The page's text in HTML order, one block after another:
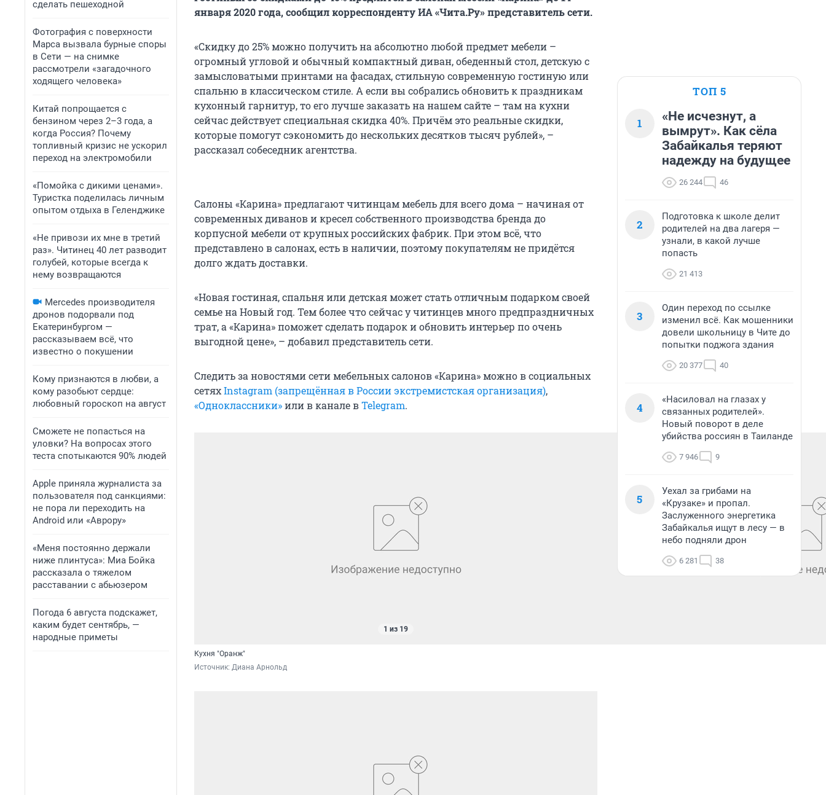
сделать пешеходной
Фотография с поверхности
Марса вызвала бурные споры
в Сети — на снимке
рассмотрели «загадочного
ходящего человека»
Китай попрощается с
бензином через 2–3 года, а
когда Россия? Почему
топливный кризис не ускорил
переход на электромобили
«Помойка с дикими ценами».
Туристка поделилась личным
опытом отдыха в Геленджике
«Не привози их мне в третий
раз». Читинец 40 лет разводит
голубей, которые всегда к
нему возвращаются
Mercedes производителя
дронов подорвали под
Екатеринбургом —
рассказываем всё, что
известно о покушении
Кому признаются в любви, а
кому разобьют сердце:
любовный гороскоп на август
Сможете не попасться на
уловки? На вопросах этого
теста спотыкаются 90% людей
Apple приняла журналиста за
пользователя под санкциями:
не пора ли переходить на
Android или «Аврору»
«Меня постоянно держали
ниже плинтуса»: Миа Бойка
рассказала о тяжелом
расставании с абьюзером
Погода 6 августа подскажет,
каким будет сентябрь, —
народные приметы
января 2020 года, сообщил корреспонденту ИА «Чита.Ру» представитель сети.
«Скидку до 25% можно получить на абсолютно любой предмет мебели –
огромный угловой и обычный компактный диван, обеденный стол, детскую с
замысловатыми принтами на фасадах, стильную современную гостиную или
спальню в классическом стиле. А если вы собрались обновить к праздникам
кухонный гарнитур, то его лучше заказать на нашем сайте – там на кухни
сейчас действует специальная скидка 40%. Причём это реальные скидки,
которые помогут сэкономить до нескольких десятков тысяч рублей», –
рассказал собеседник агентства.
Салоны «Карина» предлагают читинцам мебель для всего дома – начиная от
современных диванов и кресел собственного производства бренда до
корпусной мебели от крупных российских фабрик. При этом всё, что
представлено в салонах, есть в наличии, поэтому покупателям не придётся
долго ждать доставки.
«Новая гостиная, спальня или детская может стать отличным подарком своей
семье на Новый год. Тем более что сейчас у читинцев много предпраздничных
трат, а «Карина» поможет сделать подарок и обновить интерьер по очень
выгодной цене», – добавил представитель сети.
Следить за новостями сети мебельных салонов «Карина» можно в социальных
сетяхInstagram (запрещённая в России экстремистская организация),
«Одноклассники»или в канале вTelegram.
1 из 19
Кухня "Оранж"
Источник: Диана Арнольд
ТОП 5
1
«Не исчезнут, а
вымрут». Как сёла
Забайкалья теряют
надежду на будущее
26 244 46
2
Подготовка к школе делит
родителей на два лагеря —
узнали, в какой лучше
попасть
21 413
3
Один переход по ссылке
изменил всё. Как мошенники
довели школьницу в Чите до
попытки поджога здания
20 377 40
4
«Насиловал на глазах у
связанных родителей».
Новый поворот в деле
убийства россиян в Таиланде
7 946 9
5
Уехал за грибами на
«Крузаке» и пропал.
Заслуженного энергетика
Забайкалья ищут в лесу — в
небо подняли дрон
6 281 38